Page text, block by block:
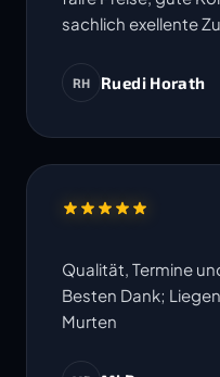
sachlich exellente
RH Ruedi Horath
Qualität, Termine
Besten Dank;
Murten